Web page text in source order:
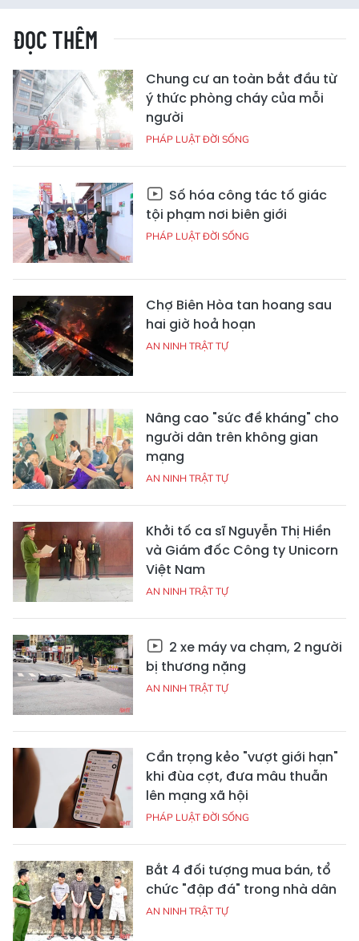
ĐỌC THÊM
Chung cư an toàn bắt đầu từ
ý thức phòng cháy của mỗi
người
PHÁP LUẬT ĐỜI SỐNG
Số hóa công tác tố giác
tội phạm nơi biên giới
PHÁP LUẬT ĐỜI SỐNG
Chợ Biên Hòa tan hoang sau
hai giờ hoả hoạn
AN NINH TRẬT TỰ
Nâng cao "sức đề kháng" cho
người dân trên không gian
mạng
AN NINH TRẬT TỰ
Khởi tố ca sĩ Nguyễn Thị Hiền
và Giám đốc Công ty Unicorn
Việt Nam
AN NINH TRẬT TỰ
2 xe máy va chạm, 2 người
bị thương nặng
AN NINH TRẬT TỰ
Cẩn trọng kẻo "vượt giới hạn"
khi đùa cợt, đưa mâu thuẫn
lên mạng xã hội
PHÁP LUẬT ĐỜI SỐNG
Bắt 4 đối tượng mua bán, tổ
chức "đập đá" trong nhà dân
AN NINH TRẬT TỰ